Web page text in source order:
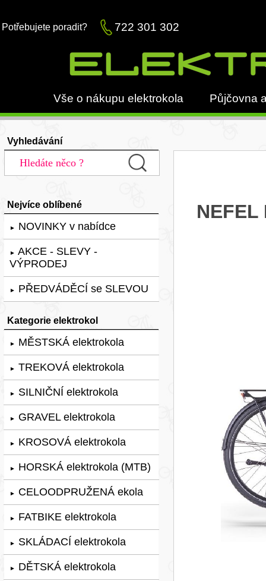
Potřebujete poradit? 722 301 302
Vše o nákupu elektrokola Půjčovna
Vyhledávání
Nejvíce oblíbené
► NOVINKY v nabídce
► AKCE - SLEVY -
VÝPRODEJ
► PŘEDVÁDĚCÍ se SLEVOU
Kategorie elektrokol
► MĚSTSKÁ elektrokola
► TREKOVÁ elektrokola
► SILNIČNÍ elektrokola
► GRAVEL elektrokola
► KROSOVÁ elektrokola
► HORSKÁ elektrokola (MTB)
► CELOODPRUŽENÁ ekola
► FATBIKE elektrokola
► SKLÁDACÍ elektrokola
► DĚTSKÁ elektrokola